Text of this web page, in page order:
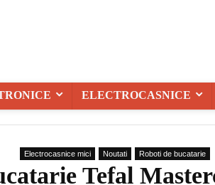
ELECTROCASNICE
Electrocasnice mici Noutati Roboti de bucatarie
Tefal